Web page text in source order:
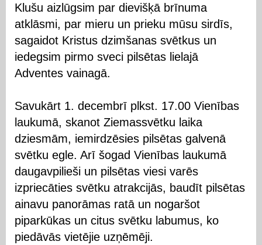
Klušu aizlūgsim par dievišķā brīnuma
atklāsmi, par mieru un prieku mūsu sirdīs,
sagaidot Kristus dzimšanas svētkus un
iedegsim pirmo sveci pilsētas lielajā
Adventes vainagā.
Savukārt 1. decembrī plkst. 17.00 Vienības
laukumā, skanot Ziemassvētku laika
dziesmām, iemirdzēsies pilsētas galvenā
svētku egle. Arī šogad Vienības laukumā
daugavpilieši un pilsētas viesi varēs
izpriecāties svētku atrakcijās, baudīt pilsētas
ainavu panorāmas ratā un nogaršot
piparkūkas un citus svētku labumus, ko
piedāvās vietējie uzņēmēji.